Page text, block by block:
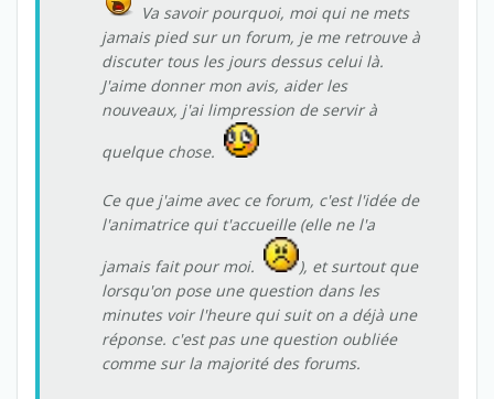
Va savoir pourquoi, moi qui ne mets
jamais pied sur un forum, je me retrouve à
discuter tous les jours dessus celui là.
J'aime donner mon avis, aider les
nouveaux, j'ai limpression de servir à
quelque chose.
Ce que j'aime avec ce forum, c'est l'idée de
l'animatrice qui t'accueille (elle ne l'a
jamais fait pour moi.
), et surtout que
lorsqu'on pose une question dans les
minutes voir l'heure qui suit on a déjà une
réponse. c'est pas une question oubliée
comme sur la majorité des forums.